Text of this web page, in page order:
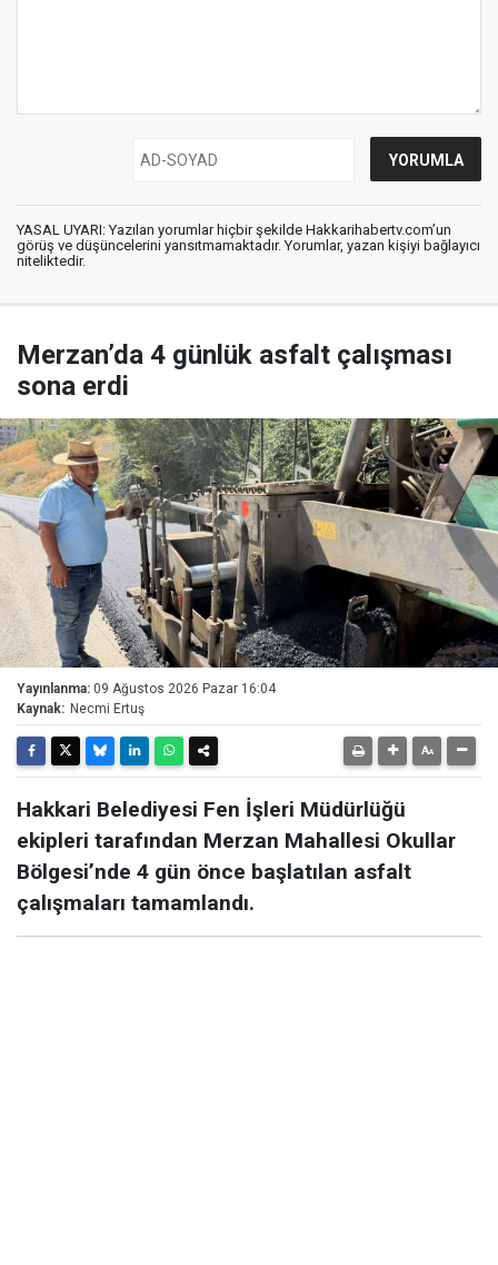
YASAL UYARI: Yazılan yorumlar hiçbir şekilde Hakkarihabertv.com’un
görüş ve düşüncelerini yansıtmamaktadır. Yorumlar, yazan kişiyi bağlayıcı
niteliktedir.
Merzan’da 4 günlük asfalt çalışması
sona erdi
Yayınlanma: 09 Ağustos 2026 Pazar 16:04
Kaynak: Necmi Ertuş
Hakkari Belediyesi Fen İşleri Müdürlüğü
ekipleri tarafından Merzan Mahallesi Okullar
Bölgesi’nde 4 gün önce başlatılan asfalt
çalışmaları tamamlandı.